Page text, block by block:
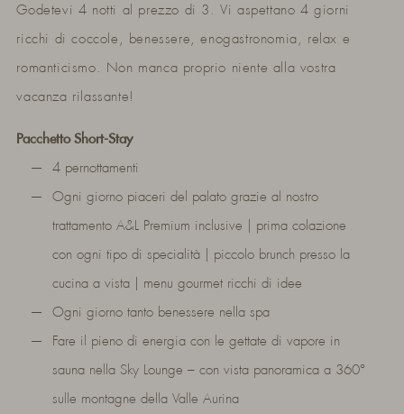
Godetevi 4 notti al prezzo di 3. Vi aspettano 4 giorni
ricchi di coccole, benessere, enogastronomia, relax e
romanticismo. Non manca proprio niente alla vostra
vacanza rilassante!
Pacchetto Short-Stay
4 pernottamenti
Ogni giorno piaceri del palato grazie al nostro
trattamento A&L Premium inclusive | prima colazione
con ogni tipo di specialità | piccolo brunch presso la
cucina a vista | menu gourmet ricchi di idee
Ogni giorno tanto benessere nella spa
Fare il pieno di energia con le gettate di vapore in
sauna nella Sky Lounge – con vista panoramica a 360°
sulle montagne della Valle Aurina